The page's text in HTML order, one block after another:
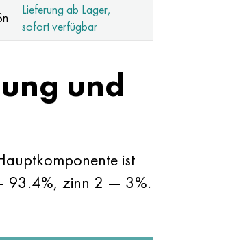
Lieferung ab Lager,
sofort verfügbar
und
ist
93.4%, zinn 2 — 3%.